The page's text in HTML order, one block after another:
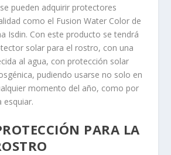
pueden adquirir protectores
como el Fusion Water Color de
Isdin. Con este producto se tendrá
solar para el rostro, con una
al agua, con protección solar
pudiendo usarse no solo en
momento del año, como por
esquiar.
PARA LA